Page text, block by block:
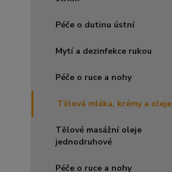
Péče o dutinu ústní
Mytí a dezinfekce rukou
Péče o ruce a nohy
Tělová mléka, krémy a oleje
Tělové masážní oleje
jednodruhové
Péče o ruce a nohy